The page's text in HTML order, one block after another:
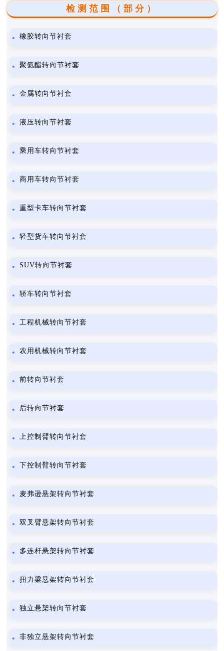
检测范围（部分）
橡胶转向节衬套
聚氨酯转向节衬套
金属转向节衬套
液压转向节衬套
乘用车转向节衬套
商用车转向节衬套
重型卡车转向节衬套
轻型货车转向节衬套
SUV转向节衬套
轿车转向节衬套
工程机械转向节衬套
农用机械转向节衬套
前转向节衬套
后转向节衬套
上控制臂转向节衬套
下控制臂转向节衬套
麦弗逊悬架转向节衬套
双叉臂悬架转向节衬套
多连杆悬架转向节衬套
扭力梁悬架转向节衬套
独立悬架转向节衬套
非独立悬架转向节衬套